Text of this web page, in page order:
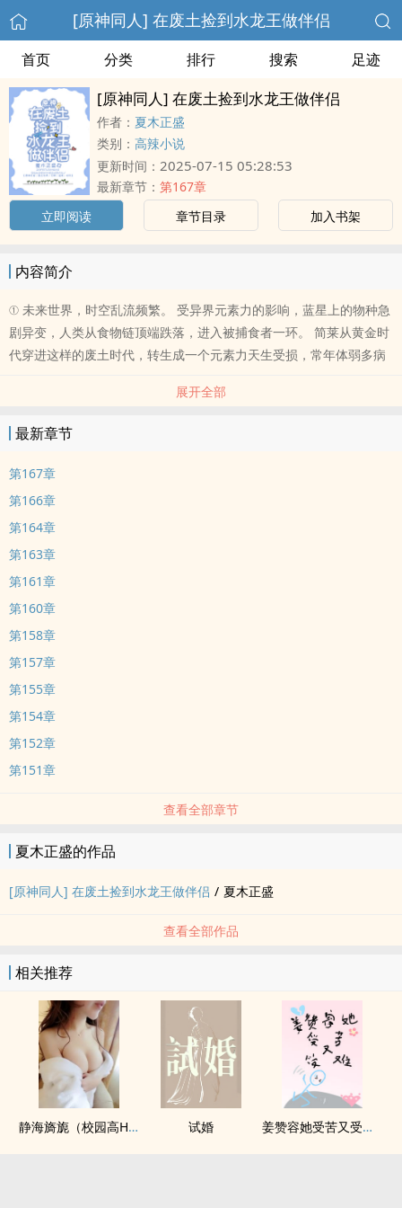
[原神同人] 在废土捡到水龙王做伴侣
首页 分类 排行 搜索 足迹
[原神同人] 在废土捡到水龙王做伴侣
作者： 夏木正盛
类别： 高辣小说
更新时间： 2025-07-15 05:28:53
最新章节： 第167章
立即阅读
章节目录 加入书架
内容简介
① 未来世界，时空乱流频繁。 受异界元素力的影响，蓝星上的物种急
剧异变，人类从食物链顶端跌落，进入被捕食者一环。 简莱从黄金时
代穿进这样的废土时代，转生成一个元素力天生受损，常年体弱多病
展开全部
最新章节
第167章
第166章
第164章
第163章
第161章
第160章
第158章
第157章
第155章
第154章
第152章
第151章
查看全部章节
夏木正盛的作品
[原神同人] 在废土捡到水龙王做伴侣 / 夏木正盛
查看全部作品
相关推荐
静海旖旎（校园高H） 试婚 姜赞容她受苦又受难（NPH）